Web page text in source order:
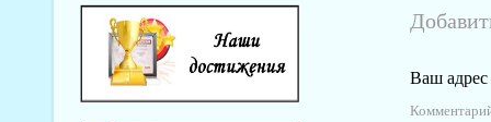
Ваш адрес